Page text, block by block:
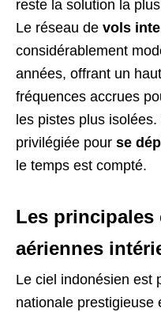
reste la solution la
Le réseau de vols
considérablement
années, offrant un
fréquences accrues
les pistes plus isolées.
privilégiée pour se
le temps est compté.
Les principales
aériennes
Le ciel indonésien est
nationale prestigieuse